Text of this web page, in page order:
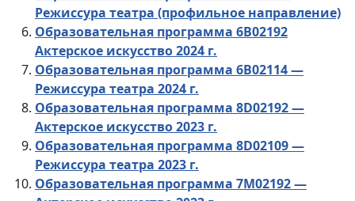
Режиссура театра (профильное направление)
Образовательная программа 6B02192
Актерское искусство 2024 г.
Образовательная программа 6B02114 —
Режиссура театра 2024 г.
Образовательная программа 8D02192 —
Актерское искусство 2023 г.
Образовательная программа 8D02109 —
Режиссура театра 2023 г.
Образовательная программа 7М02192 —